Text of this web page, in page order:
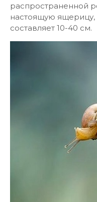
распространенной
настоящую ящерицу,
составляет 10-40 см.